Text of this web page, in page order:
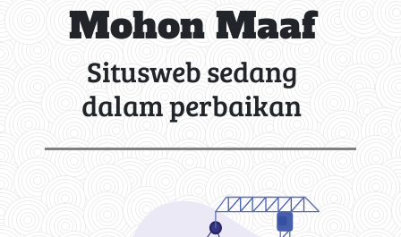
Mohon Maaf
Situsweb sedang
dalam perbaikan